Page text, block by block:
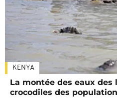
KENYA
La montée des eaux des
crocodiles des